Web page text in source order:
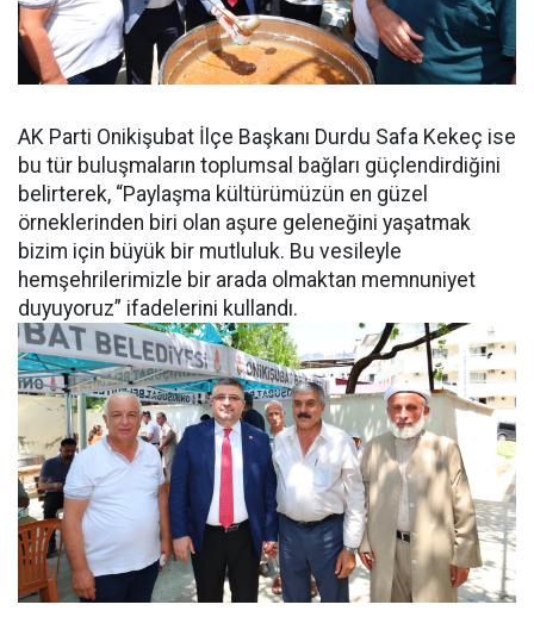
AK Parti Onikişubat İlçe Başkanı Durdu Safa Kekeç ise
bu tür buluşmaların toplumsal bağları güçlendirdiğini
belirterek, “Paylaşma kültürümüzün en güzel
örneklerinden biri olan aşure geleneğini yaşatmak
bizim için büyük bir mutluluk. Bu vesileyle
hemşehrilerimizle bir arada olmaktan memnuniyet
duyuyoruz” ifadelerini kullandı.